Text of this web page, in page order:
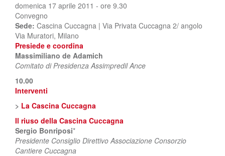
domenica 17 aprile 2011 - ore 9.30
Convegno
Sede: Cascina Cuccagna | Via Privata Cuccagna 2/ angolo
Via Muratori, Milano
Presiede e coordina
Massimiliano de Adamich
Comitato di Presidenza Assimpredil Ance
10.00
Interventi
> La Cascina Cuccagna
Il riuso della Cascina Cuccagna
Sergio Bonriposi*
Presidente Consiglio Direttivo Associazione Consorzio
Cantiere Cuccagna